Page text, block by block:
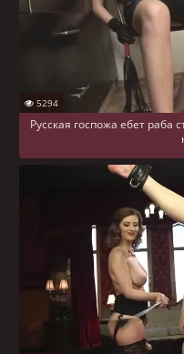
5294
Русская госпожа ебет раба